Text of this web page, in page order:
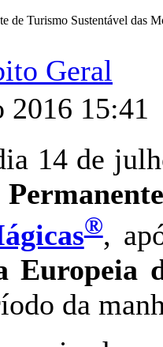
de Turismo Sustentável das
Geral
2016 15:41
14 de
®,
Europeia
da